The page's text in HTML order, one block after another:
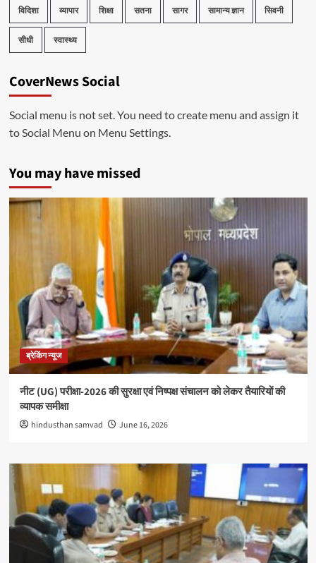
विदिशा व्यापार शिक्षा सतना सागर सामान्य ज्ञान सिवनी
सीधी स्वास्थ्य
CoverNews Social
Social menu is not set. You need to create menu and assign it
to Social Menu on Menu Settings.
You may have missed
ब्रेकिंग न्यूज
नीट (UG) परीक्षा-2026 की सुरक्षा एवं निष्पक्ष संचालन को लेकर तैयारियों की
व्यापक समीक्षा
hindusthan samvad June 16, 2026